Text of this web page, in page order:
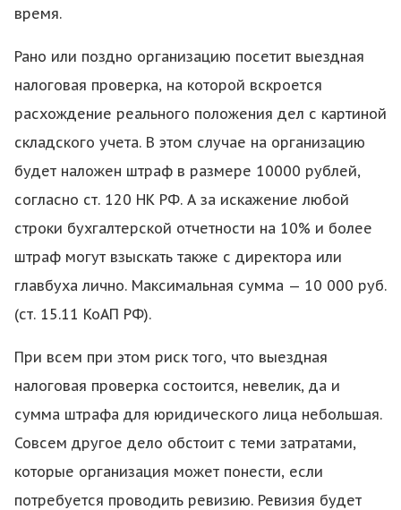
время.
Рано или поздно организацию посетит выездная
налоговая проверка, на которой вскроется
расхождение реального положения дел с картиной
складского учета. В этом случае на организацию
будет наложен штраф в размере 10000 рублей,
согласно ст. 120 НК РФ. А за искажение любой
строки бухгалтерской отчетности на 10% и более
штраф могут взыскать также с директора или
главбуха лично. Максимальная сумма — 10 000 руб.
(ст. 15.11 КоАП РФ).
При всем при этом риск того, что выездная
налоговая проверка состоится, невелик, да и
сумма штрафа для юридического лица небольшая.
Совсем другое дело обстоит с теми затратами,
которые организация может понести, если
потребуется проводить ревизию. Ревизия будет